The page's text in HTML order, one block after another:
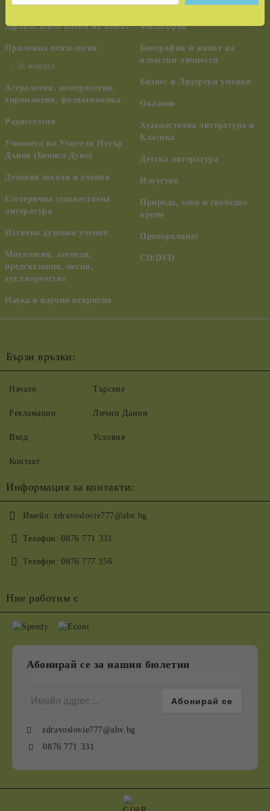
лечение
Здравословен начин на живот
Приложна психология
За жената
Астрология, номерология,
хиромантия, физиогномика
Радиестезия
Учението на Учителя Петър
Дънов (Беинса Дуно)
Духовни школи и учения
Езотерична художествена
литература
Източни духовни учения
Митология, легенди,
предсказания, песни,
худ.творчество
Наука и научни открития
ченълинг, НЛО
Философия
Биографии и живот на
известни личности
Бизнес и Лидерски умения
Оказион
Художествена литература и
Класика
Детска литература
Изкуство
Природа, хоби и свободно
време
Препоръчано!
CD/DVD
Бързи връзки:
Начало
Рекламации
Вход
Контакт
Търсене
Лични Данни
Условия
Информация за контакти:
Имейл: zdravoslovie777@abv.bg
Телефон: 0876 771 331
Телефон: 0876 777 156
Ние работим с
Абонирай се за нашия бюлетин
zdravoslovie777@abv.bg
0876 771 331
GDPR